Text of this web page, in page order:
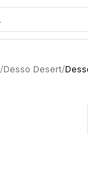
/Desso Desert/